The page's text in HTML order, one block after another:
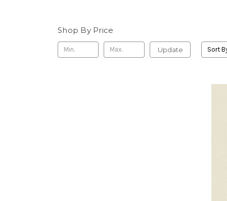
Shop By Price
Update Sort